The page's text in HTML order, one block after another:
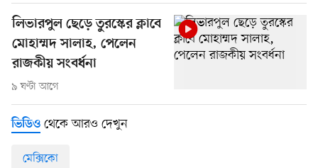
লিভারপুল ছেড়ে তুরস্কের ক্লাবে
মোহাম্মদ সালাহ, পেলেন
রাজকীয় সংবর্ধনা
৯ ঘণ্টা আগে
ভিডিও থেকে আরও দেখুন
মেক্সিকো